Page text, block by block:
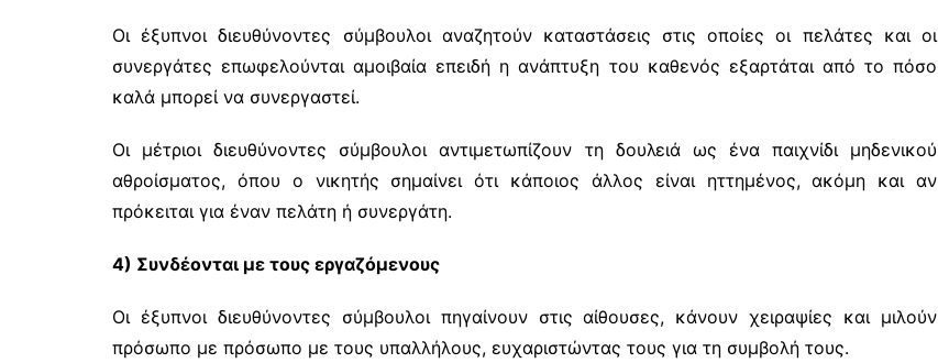
Οι έξυπνοι διευθύνοντες σύμβουλοι αναζητούν καταστάσεις στις οποίες οι πελάτες και οι
συνεργάτες επωφελούνται αμοιβαία επειδή η ανάπτυξη του καθενός εξαρτάται από το πόσο
καλά μπορεί να συνεργαστεί.
Οι μέτριοι διευθύνοντες σύμβουλοι αντιμετωπίζουν τη δουλειά ως ένα παιχνίδι μηδενικού
αθροίσματος, όπου ο νικητής σημαίνει ότι κάποιος άλλος είναι ηττημένος, ακόμη και αν
πρόκειται για έναν πελάτη ή συνεργάτη.
4) Συνδέονται με τους εργαζόμενους
Οι έξυπνοι διευθύνοντες σύμβουλοι πηγαίνουν στις αίθουσες, κάνουν χειραψίες και μιλούν
πρόσωπο με πρόσωπο με τους υπαλλήλους, ευχαριστώντας τους για τη συμβολή τους.